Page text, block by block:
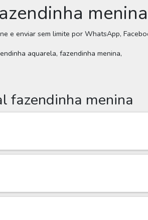
menina
e enviar sem limite por WhatsApp,
aquarela, fazendinha menina,
fazendinha menina